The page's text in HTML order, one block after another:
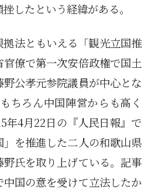
したという経緯がある。
法ともいえる「観光立国推
僚で第一次安倍政権で国土
公孝元参院議員が中心とな
ちろん中国陣営からも高く
年4月22日の『人民日報』で
を推進した二人の和歌山県
氏を取り上げている。記事
国の意を受けて立法したか